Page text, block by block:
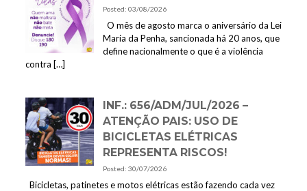
Posted: 03/08/2026
O mês de agosto marca o aniversário da Lei
Maria da Penha, sancionada há 20 anos, que
define nacionalmente o que é a violência
contra […]
INF.: 656/ADM/JUL/2026 –
ATENÇÃO PAIS: USO DE
BICICLETAS ELÉTRICAS
REPRESENTA RISCOS!
Posted: 30/07/2026
Bicicletas, patinetes e motos elétricas estão fazendo cada vez